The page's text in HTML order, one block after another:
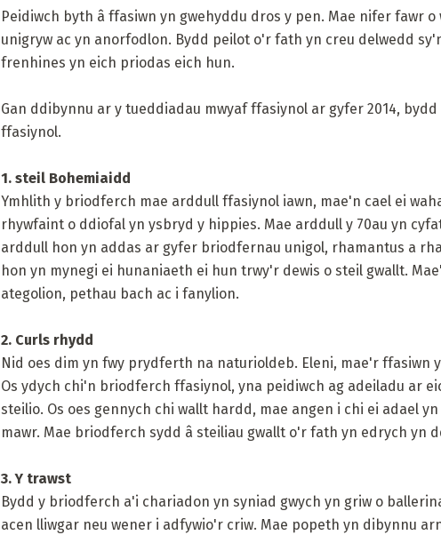
Peidiwch byth â ffasiwn yn gwehyddu dros y pen. Mae nifer fawr
unigryw ac yn anorfodlon. Bydd peilot o'r fath yn creu delwedd
frenhines yn eich priodas eich hun.
Gan ddibynnu ar y tueddiadau mwyaf ffasiynol ar gyfer 2014,
ffasiynol.
1. steil Bohemiaidd
Ymhlith y briodferch mae arddull ffasiynol iawn, mae'n cael ei
rhywfaint o ddiofal yn ysbryd y hippies. Mae arddull y 70au yn
arddull hon yn addas ar gyfer briodfernau unigol, rhamantus a
hon yn mynegi ei hunaniaeth ei hun trwy'r dewis o steil gwallt.
ategolion, pethau bach ac i fanylion.
2. Curls rhydd
Nid oes dim yn fwy prydferth na naturioldeb. Eleni, mae'r ffasiwn
Os ydych chi'n briodferch ffasiynol, yna peidiwch ag adeiladu ar
steilio. Os oes gennych chi wallt hardd, mae angen i chi ei adael
mawr. Mae briodferch sydd â steiliau gwallt o'r fath yn edrych yn
3. Y trawst
Bydd y briodferch a'i chariadon yn syniad gwych yn griw o
acen lliwgar neu wener i adfywio'r criw. Mae popeth yn dibynnu